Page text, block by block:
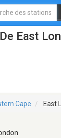
East
Cape East